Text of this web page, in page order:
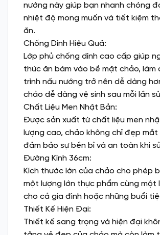
nướng này giúp bạn nhanh chóng
nhiệt độ mong muốn và tiết kiệm
ăn.
Chống Dính Hiệu Quả:
Lớp phủ chống dính cao cấp giúp
thức ăn bám vào bề mặt chảo, làm
trình nấu nướng trở nên dễ dàng
chảo dễ dàng vệ sinh sau mỗi lần
Chất Liệu Men Nhật Bản:
Được sản xuất từ chất liệu men
lượng cao, chảo không chỉ đẹp mắt
đảm bảo sự bền bỉ và an toàn khi
Đường Kính 36cm:
Kích thước lớn của chảo cho phép
một lượng lớn thực phẩm cùng một
cho cả gia đình hoặc những buổi
Thiết Kế Hiện Đại:
Thiết kế sang trọng và hiện đại